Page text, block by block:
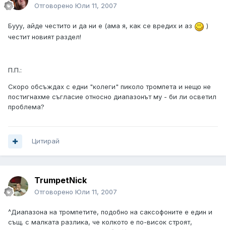
Отговорено Юли 11, 2007
Бууу, айде честито и да ни е (ама я, как се вредих и аз
)
честит новият раздел!
П.П.:
Скоро обсъждах с едни "колеги" пиколо тромпета и нещо не
постигнахме съгласие относно диапазонът му - би ли осветил
проблема?
Цитирай
TrumpetNick
Отговорено Юли 11, 2007
^Диапазона на тромпетите, подобно на саксофоните е един и
същ, с малката разлика, че колкото е по-висок строят,